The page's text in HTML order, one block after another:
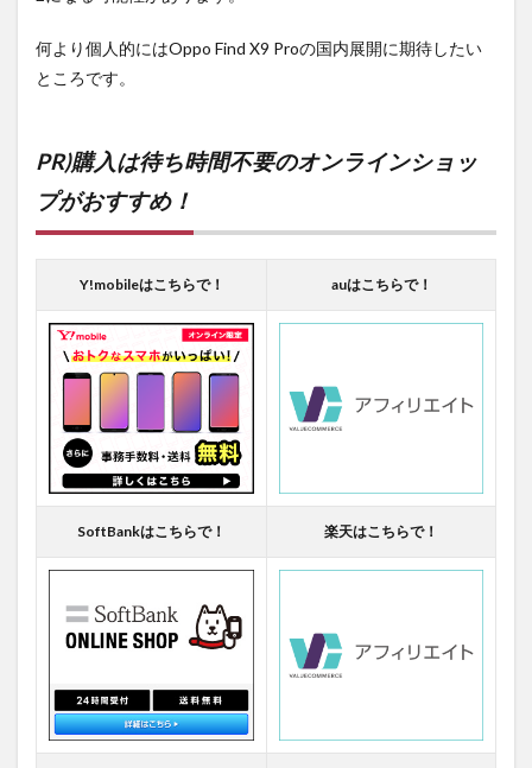
何より個人的にはOppo Find X9 Proの国内展開に期待したい
ところです。
PR)購入は待ち時間不要のオンラインショッ
プがおすすめ！
Y!mobileはこちらで！ auはこちらで！
SoftBankはこちらで！ 楽天はこちらで！